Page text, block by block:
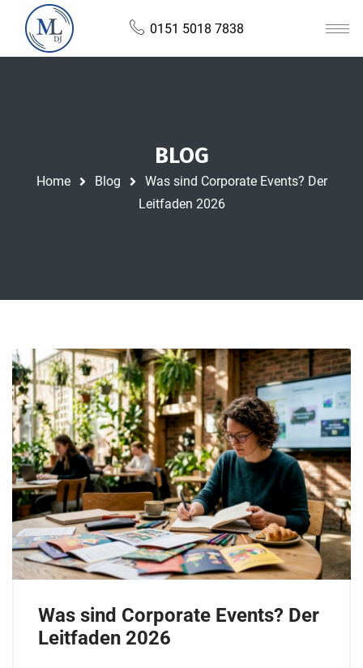
0151 5018 7838
BLOG
Home Blog
Was sind Corporate Events? Der
Leitfaden 2026
Was sind Corporate Events? Der
Leitfaden 2026